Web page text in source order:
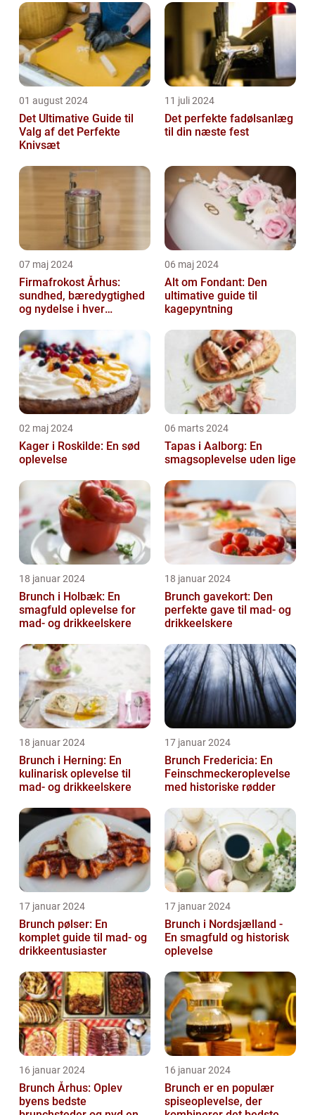
01 august 2024
Det Ultimative Guide til
Valg af det Perfekte
Knivsæt
11 juli 2024
Det perfekte fadølsanlæg
til din næste fest
07 maj 2024
Firmafrokost Århus:
sundhed, bæredygtighed
og nydelse i hver
06 maj 2024
Alt om Fondant: Den
ultimative guide til
kagepyntning
02 maj 2024
Kager i Roskilde: En sød
oplevelse
06 marts 2024
Tapas i Aalborg: En
smagsoplevelse uden lige
18 januar 2024
Brunch i Holbæk: En
smagfuld oplevelse for
mad- og drikkeelskere
18 januar 2024
Brunch gavekort: Den
perfekte gave til mad- og
drikkeelskere
18 januar 2024
Brunch i Herning: En
kulinarisk oplevelse til
mad- og drikkeelskere
17 januar 2024
Brunch Fredericia: En
Feinschmeckeroplevelse
med historiske rødder
17 januar 2024
Brunch pølser: En
komplet guide til mad- og
drikkeentusiaster
17 januar 2024
Brunch i Nordsjælland -
En smagfuld og historisk
oplevelse
16 januar 2024
Brunch Århus: Oplev
byens bedste
16 januar 2024
Brunch er en populær
spiseoplevelse, der